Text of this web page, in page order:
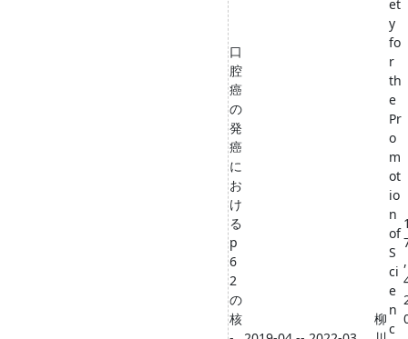
口
腔
癌
の
発
癌
に
お
け
る
p
6
2
の
核
柳
et
y
fo
r
th
e
Pr
o
m
ot
io
n
of
S
ci
e
n
c
,